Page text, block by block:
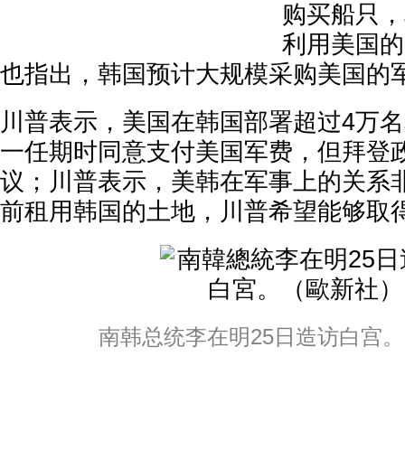
购买船只
利用美国
也指出，韩国预计大规模采购美国的
川普表示，美国在韩国部署超过4万
一任期时同意支付美国军费，但拜登
议；川普表示，美韩在军事上的关系
前租用韩国的土地，川普希望能够取
南韩总统李在明25日造访白宫